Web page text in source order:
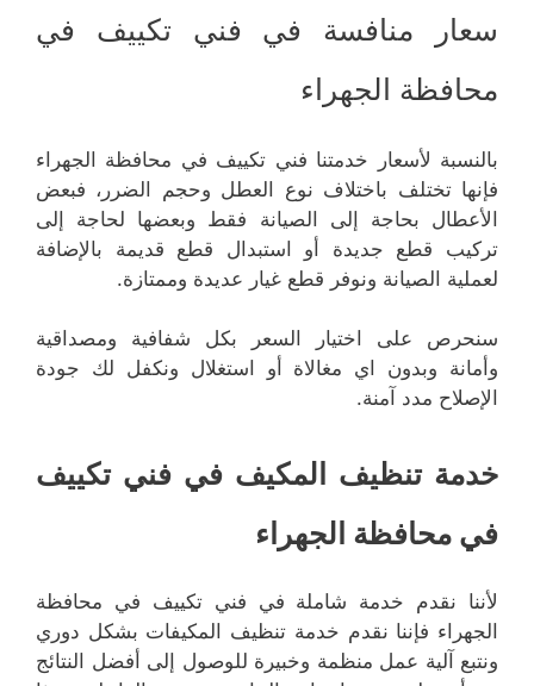
سعار منافسة في فني تكييف في
محافظة الجهراء
بالنسبة لأسعار خدمتنا فني تكييف في محافظة الجهراء
فإنها تختلف باختلاف نوع العطل وحجم الضرر، فبعض
الأعطال بحاجة إلى الصيانة فقط وبعضها لحاجة إلى
تركيب قطع جديدة أو استبدال قطع قديمة بالإضافة
لعملية الصيانة ونوفر قطع غيار عديدة وممتازة.
سنحرص على اختيار السعر بكل شفافية ومصداقية
وأمانة وبدون اي مغالاة أو استغلال ونكفل لك جودة
الإصلاح مدد آمنة.
خدمة تنظيف المكيف في فني تكييف
في محافظة الجهراء
لأننا نقدم خدمة شاملة في فني تكييف في محافظة
الجهراء فإننا نقدم خدمة تنظيف المكيفات بشكل دوري
ونتبع آلية عمل منظمة وخبيرة للوصول إلى أفضل النتائج